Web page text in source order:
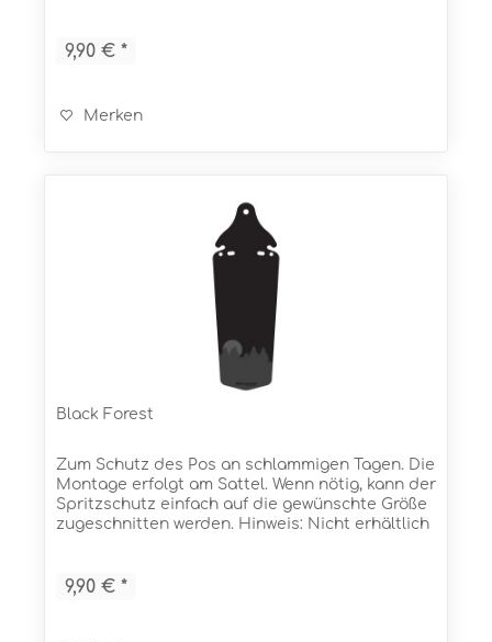
9,90 € *
Merken
Black Forest
Zum Schutz des Pos an schlammigen Tagen. Die
Montage erfolgt am Sattel. Wenn nötig, kann der
Spritzschutz einfach auf die gewünschte Größe
zugeschnitten werden. Hinweis: Nicht erhältlich
9,90 € *